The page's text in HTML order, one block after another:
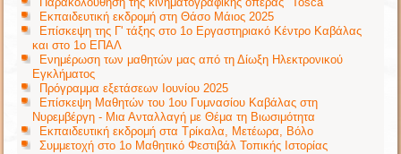
Εκπαιδευτική εκδρομή στη Θάσο Μάιος 2025
Επίσκεψη της Γ' τάξης στο 1ο Εργαστηριακό Κέντρο Καβάλας
και στο 1ο ΕΠΑΛ
Ενημέρωση των μαθητών μας από τη Δίωξη Ηλεκτρονικού
Εγκλήματος
Πρόγραμμα εξετάσεων Ιουνίου 2025
Επίσκεψη Μαθητών του 1ου Γυμνασίου Καβάλας στη
Νυρεμβέργη - Μια Ανταλλαγή με Θέμα τη Βιωσιμότητα
Εκπαιδευτική εκδρομή στα Τρίκαλα, Μετέωρα, Βόλο
Συμμετοχή στο 1ο Μαθητικό Φεστιβάλ Τοπικής Ιστορίας